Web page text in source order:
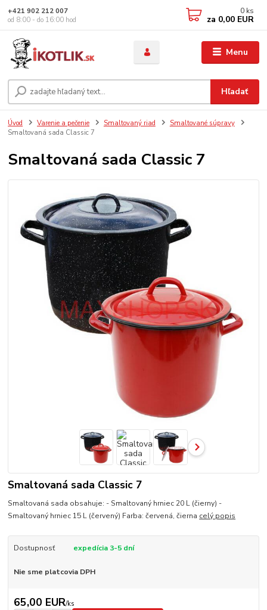
Menu
Hľadať
+421 902 212 007
od 8:00 - do 16:00 hod
0 ks
za 0,00 EUR
Úvod Varenie a pečenie Smaltovaný riad
Smaltované súpravy
Smaltovaná sada Classic 7
Smaltovaná sada Classic 7
Smaltovaná sada Classic 7
Smaltovaná sada obsahuje: - Smaltovaný hrniec 20 L (čierny) -
Smaltovaný hrniec 15 L (červený) Farba: červená, čierna celý popis
Dostupnosť expedícia 3-5 dní
Nie sme platcovia DPH
65,00 EUR/ks